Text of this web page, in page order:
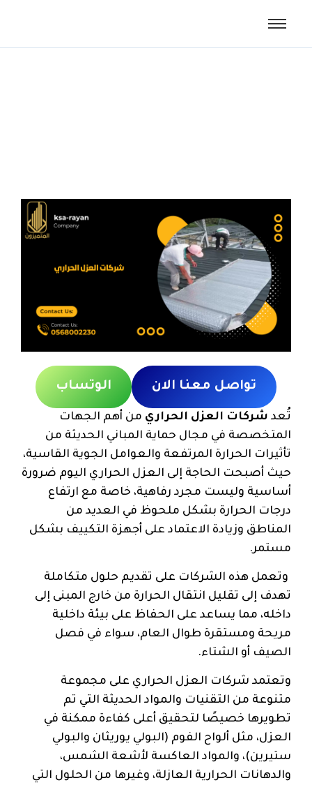
تواصل معنا الان الوتساب
تُعد شركات العزل الحراري من أهم الجهات
المتخصصة في مجال حماية المباني الحديثة من
تأثيرات الحرارة المرتفعة والعوامل الجوية القاسية،
حيث أصبحت الحاجة إلى العزل الحراري اليوم ضرورة
أساسية وليست مجرد رفاهية، خاصة مع ارتفاع
درجات الحرارة بشكل ملحوظ في العديد من
المناطق وزيادة الاعتماد على أجهزة التكييف بشكل
مستمر.
وتعمل هذه الشركات على تقديم حلول متكاملة
تهدف إلى تقليل انتقال الحرارة من خارج المبنى إلى
داخله، مما يساعد على الحفاظ على بيئة داخلية
مريحة ومستقرة طوال العام، سواء في فصل
الصيف أو الشتاء.
وتعتمد شركات العزل الحراري على مجموعة
متنوعة من التقنيات والمواد الحديثة التي تم
تطويرها خصيصًا لتحقيق أعلى كفاءة ممكنة في
العزل، مثل ألواح الفوم (البولي يوريثان والبولي
ستيرين)، والمواد العاكسة لأشعة الشمس،
والدهانات الحرارية العازلة، وغيرها من الحلول التي